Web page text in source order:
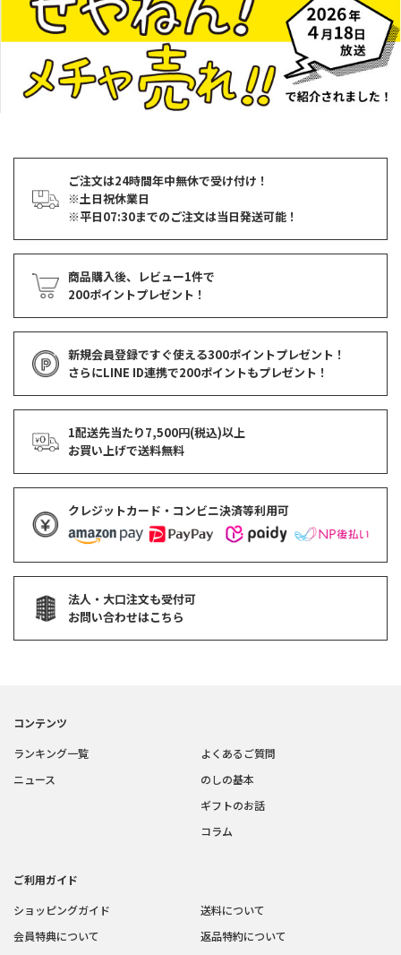
ご注文は24時間年中無休で受け付け！
※土日祝休業日
※平日07:30までのご注文は当日発送可能！
商品購入後、レビュー1件で
200ポイントプレゼント！
新規会員登録ですぐ使える300ポイントプレゼント！
さらにLINE ID連携で200ポイントもプレゼント！
1配送先当たり7,500円(税込)以上
お買い上げで送料無料
クレジットカード・コンビニ決済等利用可
法人・大口注文も受付可
お問い合わせはこちら
コンテンツ
ランキング一覧
ニュース
よくあるご質問
のしの基本
ギフトのお話
コラム
ご利用ガイド
ショッピングガイド
会員特典について
送料について
返品特約について